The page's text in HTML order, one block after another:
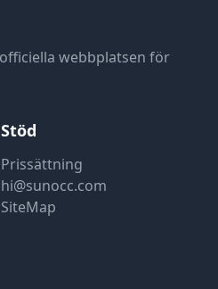
webbplatsen för
Stöd
Prissättning
hi@sunocc.com
SiteMap